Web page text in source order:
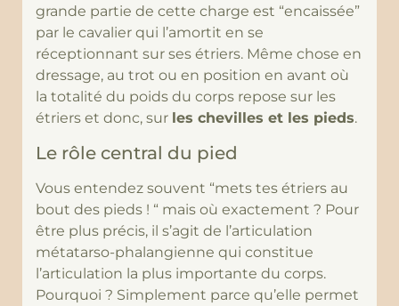
grande partie de cette charge est “encaissée”
par le cavalier qui l’amortit en se
réceptionnant sur ses étriers. Même chose en
dressage, au trot ou en position en avant où
la totalité du poids du corps repose sur les
étriers et donc, sur les chevilles et les pieds.
Le rôle central du pied
Vous entendez souvent “mets tes étriers au
bout des pieds ! “ mais où exactement ? Pour
être plus précis, il s’agit de l’articulation
métatarso-phalangienne qui constitue
l’articulation la plus importante du corps.
Pourquoi ? Simplement parce qu’elle permet